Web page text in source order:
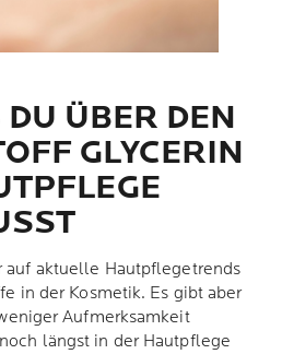
DU ÜBER DEN
GLYCERIN
aktuelle Hautpflegetrends
in der Kosmetik. Es gibt aber
Aufmerksamkeit
längst in der Hautpflege